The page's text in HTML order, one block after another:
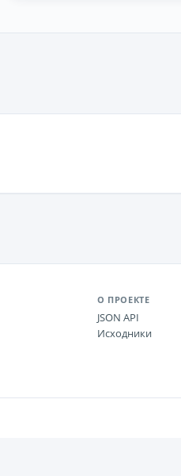
О ПРОЕКТЕ
JSON API
Исходники